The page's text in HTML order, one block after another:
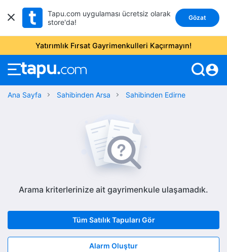
Tapu.com uygulaması ücretsiz olarak
store'da!
Gözat
Yatırımlık Fırsat Gayrimenkulleri Kaçırmayın!
account_circle
Ana Sayfa Sahibinden Arsa Sahibinden Edirne
Arama kriterlerinize ait gayrimenkule ulaşamadık.
Tüm Satılık Tapuları Gör
Alarm Oluştur